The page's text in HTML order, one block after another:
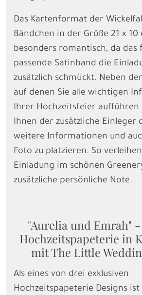
Das Kartenformat der
Bändchen in der Größe 21 x
besonders romantisch, da das
passende Satinband die
zusätzlich schmückt. Neben
auf denen Sie alle wichtigen
Ihrer Hochzeitsfeier aufführen
Ihnen der zusätzliche Einleger
weitere Informationen und
Foto zu platzieren. So
Einladung im schönen
zusätzliche persönliche Note.
"Aurelia und Emrah"
Hochzeitspapeterie in
mit The Little
Als eines von drei exklusiven
Hochzeitspapeterie Designs ist